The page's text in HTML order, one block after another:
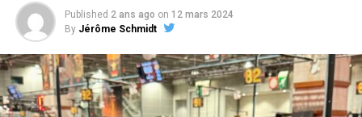
Published 2 ans ago on 12 mars 2024
By Jérôme Schmidt